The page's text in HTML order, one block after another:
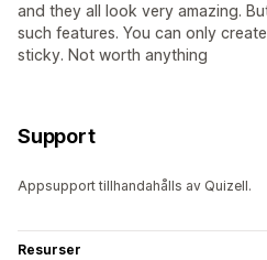
and they all look very amazing.
such features. You can only
sticky. Not worth anything
Support
Appsupport tillhandahålls av Quizell.
Resurser